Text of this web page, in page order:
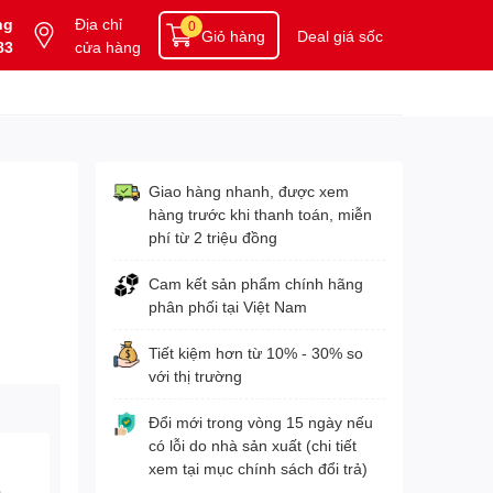
Địa chỉ
cửa hàng
Giỏ hàng
0 Deal giá sốc
Giao hàng nhanh, được xem
hàng trước khi thanh toán, miễn
phí từ 2 triệu đồng
Cam kết sản phẩm chính hãng
phân phối tại Việt Nam
Tiết kiệm hơn từ 10% - 30% so
với thị trường
Đổi mới trong vòng 15 ngày nếu
có lỗi do nhà sản xuất (chi tiết
xem tại mục chính sách đổi trả)